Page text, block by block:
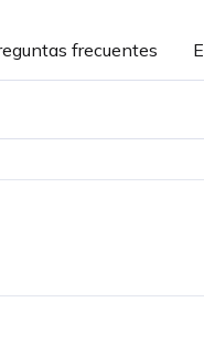
frecuentes